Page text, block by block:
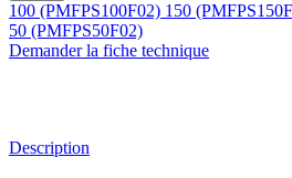
100 (PMFPS100F02) 150
50 (PMFPS50F02)
Demander la fiche technique
Description